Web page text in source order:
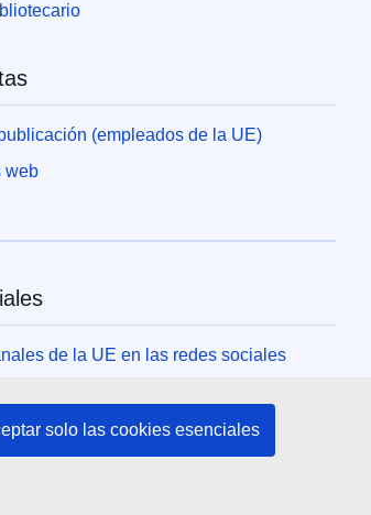
solo las cookies esenciales
(empleados de la UE)
web
de la UE en las redes sociales
y organismos de la UE